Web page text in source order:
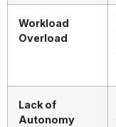
Workload
Overload
Lack of
Autonomy